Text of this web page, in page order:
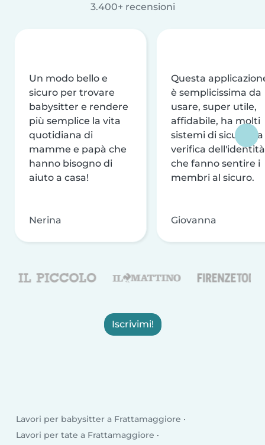
3.400+ recensioni
Un modo bello e
sicuro per trovare
babysitter e rendere
più semplice la vita
quotidiana di
mamme e papà che
hanno bisogno di
aiuto a casa!
Nerina
Questa
è semplicissima da
usare, super utile,
affidabile, ha molti
sistemi di sicurezza
verifica dell'identità
che fanno sentire i
membri al sicuro.
Giovanna
Iscrivimi!
Lavori per babysitter a Frattamaggiore
Lavori per tate a Frattamaggiore